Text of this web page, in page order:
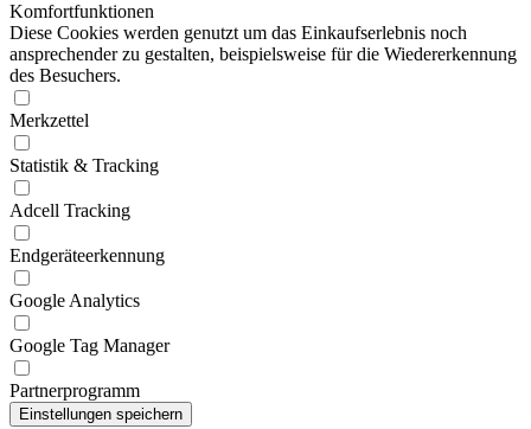
Komfortfunktionen
Diese Cookies werden genutzt um das Einkaufserlebnis noch
ansprechender zu gestalten, beispielsweise für die Wiedererkennung
des Besuchers.
Merkzettel
Statistik & Tracking
Adcell Tracking
Endgeräteerkennung
Google Analytics
Google Tag Manager
Partnerprogramm